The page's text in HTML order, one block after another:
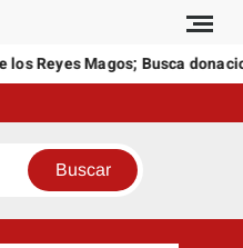
Reyes Magos; Busca